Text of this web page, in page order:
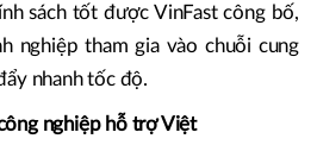
sách tốt được VinFast công bố,
nghiệp tham gia vào chuỗi cung
nhanh tốc độ.
nghiệp hỗ trợ Việt